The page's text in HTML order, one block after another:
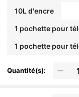
10L d'encre
1 pochette pour
1 pochette pour
Quantité(s):